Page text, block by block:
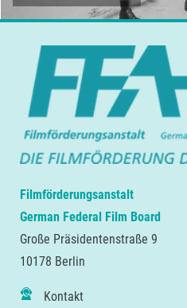
Filmförderungsanstalt
German Federal Film Board
Große Präsidentenstraße 9
10178 Berlin
Kontakt